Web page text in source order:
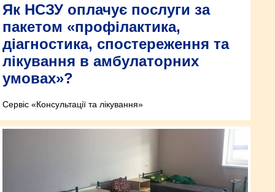
Як НСЗУ оплачує послуги за
пакетом «профілактика,
діагностика, спостереження та
лікування в амбулаторних
умовах»?
Сервіс «Консультації та лікування»